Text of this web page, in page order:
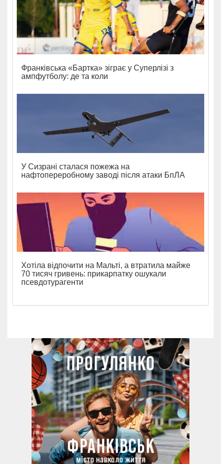
Франківська «Бартка» зіграє у Суперлізі з
ампфутболу: де та коли
У Сизрані сталася пожежа на
нафтопереробному заводі після атаки БпЛА
Хотіла відпочити на Мальті, а втратила майже
70 тисяч гривень: прикарпатку ошукали
псевдотурагенти